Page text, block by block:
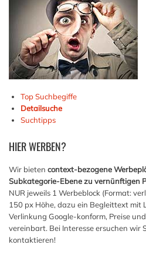
Top Suchbegiffe
Detailsuche
Suchtipps
HIERWERBEN?
Wir bieten context-bezogene
Subkategorie-Ebene zu vernünftigen
NUR jeweils 1 Werbeblock (Format:
150 px Höhe, dazu ein Begleittext mit
Verlinkung Google-konform, Preise
vereinbart. Bei Interesse ersuchen wir
kontaktieren!